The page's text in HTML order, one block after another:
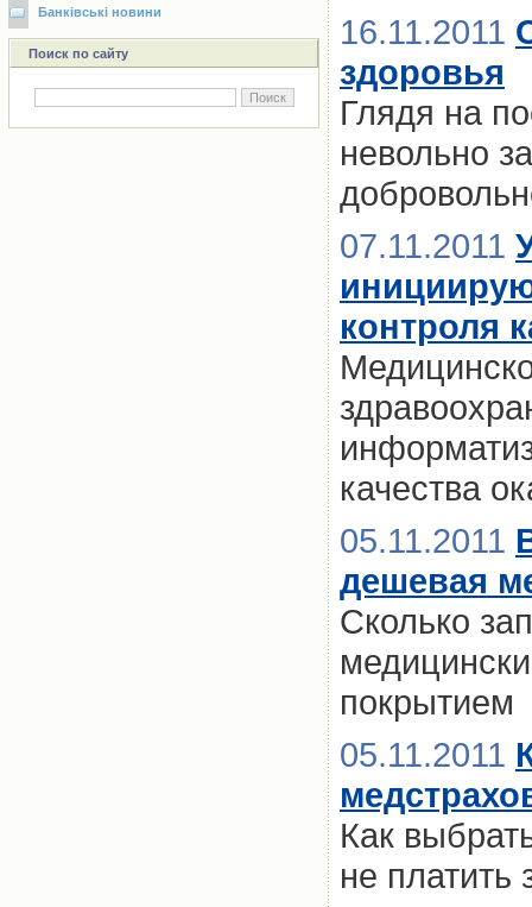
Банківські новини
Поиск по сайту
16.11.2011
здоровья
Глядя на
невольно
07.11.2011
контроля
качества
05.11.2011
дешевая
Сколько
покрытием
05.11.2011
Как
не платить